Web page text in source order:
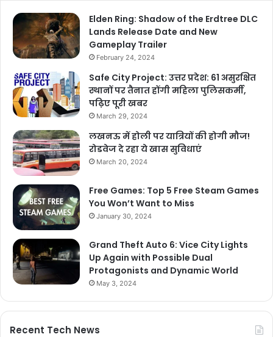
Elden Ring: Shadow of the Erdtree DLC
Lands Release Date and New
Gameplay Trailer
February 24, 2024
Safe City Project: उत्तर प्रदेश: 61 असुरक्षित
स्थानों पर तैनात होंगी महिला पुलिसकर्मी,
पढ़िए पूरी खबर
March 29, 2024
लखनऊ में होली पर यात्रियों की होगी मौज!
रोडवेज दे रहा ये खास सुविधाएं
March 20, 2024
Free Games: Top 5 Free Steam Games
You Won’t Want to Miss
January 30, 2024
Grand Theft Auto 6: Vice City Lights
Up Again with Possible Dual
Protagonists and Dynamic World
May 3, 2024
Recent Tech News